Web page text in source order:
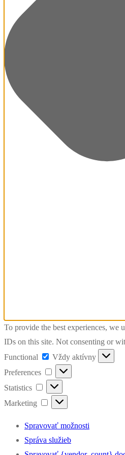
To provide the best experiences, we
IDs on this site. Not consenting or
Functional
Functional
Vždy aktívny
Preferences
Preferences
Statistics
Statistics
Marketing
Marketing
Spravovať možnosti
Správa služieb